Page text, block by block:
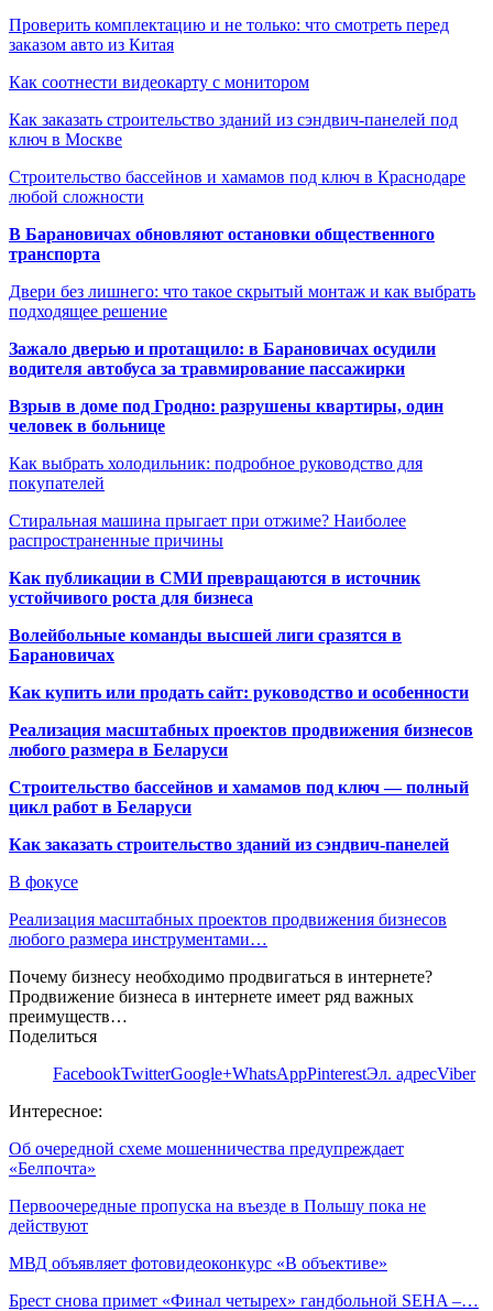
Проверить комплектацию и не только: что смотреть перед
заказом авто из Китая
Как соотнести видеокарту с монитором
Как заказать строительство зданий из сэндвич-панелей под
ключ в Москве
Строительство бассейнов и хамамов под ключ в Краснодаре
любой сложности
В Барановичах обновляют остановки общественного
транспорта
Двери без лишнего: что такое скрытый монтаж и как выбрать
подходящее решение
Зажало дверью и протащило: в Барановичах осудили
водителя автобуса за травмирование пассажирки
Взрыв в доме под Гродно: разрушены квартиры, один
человек в больнице
Как выбрать холодильник: подробное руководство для
покупателей
Стиральная машина прыгает при отжиме? Наиболее
распространенные причины
Как публикации в СМИ превращаются в источник
устойчивого роста для бизнеса
Волейбольные команды высшей лиги сразятся в
Барановичах
Как купить или продать сайт: руководство и особенности
Реализация масштабных проектов продвижения бизнесов
любого размера в Беларуси
Строительство бассейнов и хамамов под ключ — полный
цикл работ в Беларуси
Как заказать строительство зданий из сэндвич-панелей
В фокусе
Реализация масштабных проектов продвижения бизнесов
любого размера инструментами…
Почему бизнесу необходимо продвигаться в интернете?
Продвижение бизнеса в интернете имеет ряд важных
преимуществ…
Поделиться
FacebookTwitterGoogle+WhatsAppPinterestЭл. адресViber
Интересное:
Об очередной схеме мошенничества предупреждает
«Белпочта»
Первоочередные пропуска на въезде в Польшу пока не
действуют
МВД объявляет фотовидеоконкурс «В объективе»
Брест снова примет «Финал четырех» гандбольной SEHA –…